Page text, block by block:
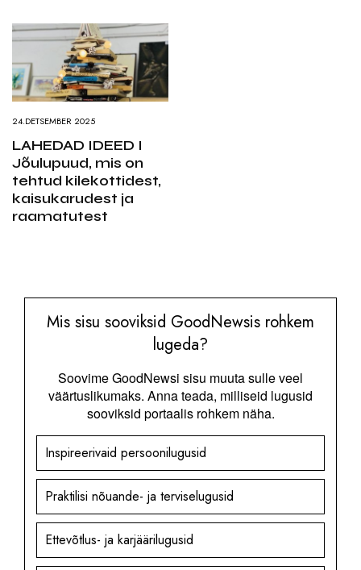
24.DETSEMBER 2025
LAHEDAD IDEED I
Jõulupuud, mis on
tehtud kilekottidest,
kaisukarudest ja
raamatutest
Mis sisu sooviksid GoodNewsis rohkem
lugeda?
Soovime GoodNewsi sisu muuta sulle veel
väärtuslikumaks. Anna teada, milliseid lugusid
sooviksid portaalis rohkem näha.
Inspireerivaid persoonilugusid
Praktilisi nõuande- ja terviselugusid
Ettevõtlus- ja karjäärilugusid